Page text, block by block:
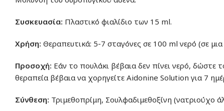
Συσκευασία: Πλαστικό φιαλίδιο των 15 ml.
Χρήση: Θεραπευτικά: 5-7 σταγόνες σε 100 ml νερό (σε
Προσοχή: Εάν το πουλάκι βέβαια δεν πίνει νερό,
θεραπεία βέβαια να χορηγείτε Aidonine Solution για 7
Σύνθεση: Τριμεθοπρίμη, Σουλφαδιμεθοξίνη (νατριούχο